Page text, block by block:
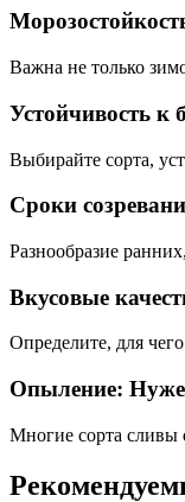
Важна не только
Устойчивость к
Выбирайте сорта,
Сроки
Разнообразие
Вкусовые
Определите, для
Опыление:
Многие сорта сливы